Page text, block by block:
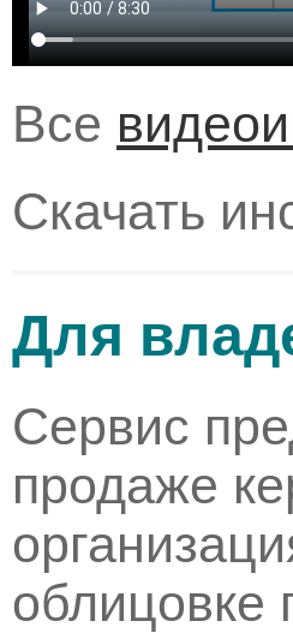
Все
Скачать
Для
Сервис
продаже
облицовке